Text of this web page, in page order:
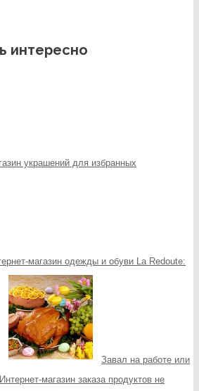
интересно
украшений для избранных
магазин одежды и обуви La Redoute:
Завал на работе или
магазин заказа продуктов не